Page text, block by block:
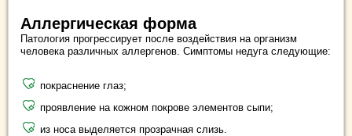
Аллергическая форма
Патология прогрессирует после воздействия на организм
человека различных аллергенов. Симптомы недуга следующие:
покраснение глаз;
проявление на кожном покрове элементов сыпи;
из носа выделяется прозрачная слизь.